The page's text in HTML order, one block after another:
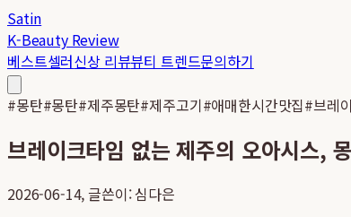
Satin
K-Beauty Review
베스트셀러신상 리뷰뷰티 트렌드문의하기
#몽탄#몽탄#제주몽탄#제주고기#애매한시간맛집#브레
브레이크타임 없는 제주의 오아시스,
2026-06-14, 글쓴이: 심다은